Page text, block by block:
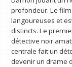
profondeur. Le
langoureuses et
distincts. Le
détective noir
centrale fait un
devenir un drame